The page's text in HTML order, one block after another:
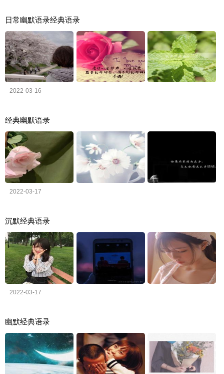
日常幽默语录经典语录
2022-03-16
经典幽默语录
2022-03-17
沉默经典语录
2022-03-17
幽默经典语录